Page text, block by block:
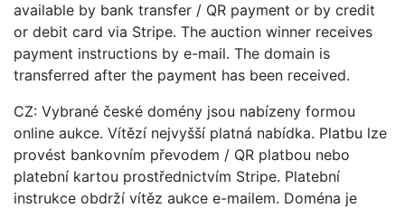
available by bank transfer / QR payment or by credit
or debit card via Stripe. The auction winner receives
payment instructions by e-mail. The domain is
transferred after the payment has been received.
CZ: Vybrané české domény jsou nabízeny formou
online aukce. Vítězí nejvyšší platná nabídka. Platbu lze
provést bankovním převodem / QR platbou nebo
platební kartou prostřednictvím Stripe. Platební
instrukce obdrží vítěz aukce e-mailem. Doména je